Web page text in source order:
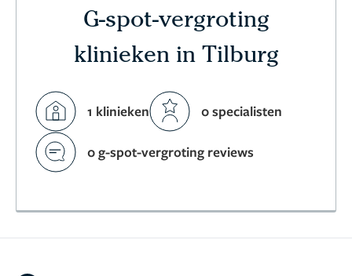
G-spot-vergroting
klinieken in Tilburg
1 klinieken 0 specialisten
0 g-spot-vergroting reviews